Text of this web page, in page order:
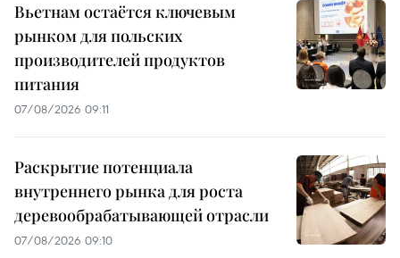
Вьетнам остаётся ключевым
рынком для польских
производителей продуктов
питания
07/08/2026 09:11
Раскрытие потенциала
внутреннего рынка для роста
деревообрабатывающей отрасли
07/08/2026 09:10